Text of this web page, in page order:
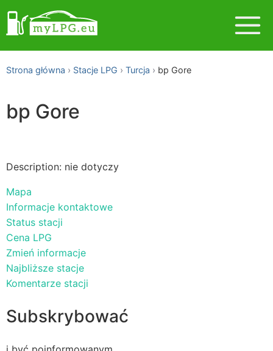
Strona główna Stacje LPG Turcja bp Gore
bp Gore
Description: nie dotyczy
Mapa
Informacje kontaktowe
Status stacji
Cena LPG
Zmień informacje
Najbliższe stacje
Komentarze stacji
Subskrybować